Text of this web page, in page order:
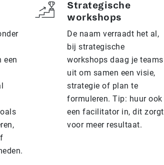
een
Strategische
workshops
De naam verraadt het al,
bij strategische
workshops daag je teams
uit om samen een visie,
strategie of plan te
formuleren. Tip: huur ook
een facilitator in, dit zorgt
voor meer resultaat.